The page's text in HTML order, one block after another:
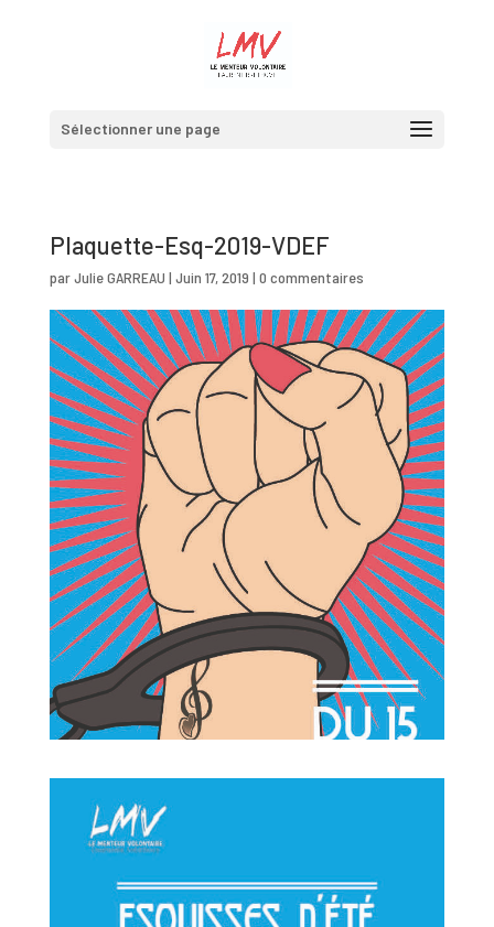
Sélectionner une page
Plaquette-Esq-2019-VDEF
parJulie GARREAU | Juin 17, 2019 | 0 commentaires